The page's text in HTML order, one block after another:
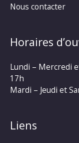
Nous contacter
Horaires
Lundi – Mercredi
17h
Mardi – Jeudi et
Liens